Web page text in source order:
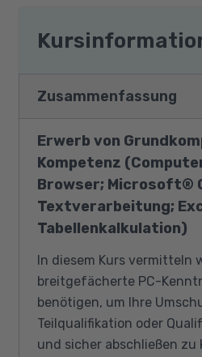
Zusammenfassung
Erwerb von
Kompetenz
Browser; Microsoft®
Textverarbeitung;
Tabellenkalkulation)
In diesem Kurs vermitteln
breitgefächerte PC-
benötigen, um Ihre
Teilqualifikation oder
und sicher abschließen zu